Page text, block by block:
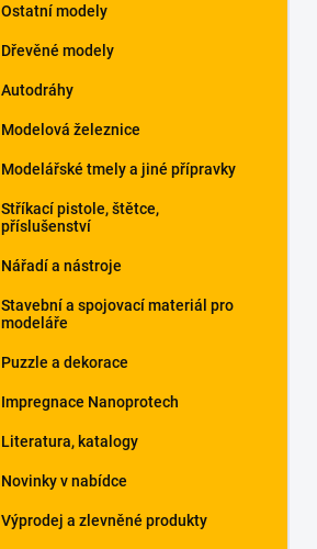
Ostatní modely
Dřevěné modely
Autodráhy
Modelová železnice
Modelářské tmely a jiné přípravky
Stříkací pistole, štětce,
příslušenství
Nářadí a nástroje
Stavební a spojovací materiál pro
modeláře
Puzzle a dekorace
Impregnace Nanoprotech
Literatura, katalogy
Novinky v nabídce
Výprodej a zlevněné produkty